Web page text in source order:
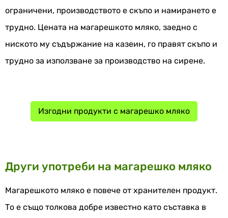
ограничени, производството е скъпо и намирането е
трудно. Цената на магарешкото мляко, заедно с
ниското му съдържание на казеин, го правят скъпо и
трудно за използване за производство на сирене.
Изгодни продукти с магарешко мляко
Други употреби на магарешко мляко
Магарешкото мляко е повече от хранителен продукт.
То е също толкова добре известно като съставка в